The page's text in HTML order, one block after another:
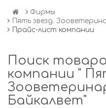
Фирмы
Пять звезд.
Прайс-лист компании
Поиск
компании "
Байкалвет"